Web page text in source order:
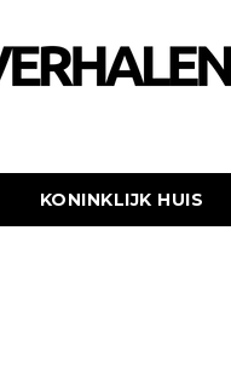
KONINKLIJK HUIS